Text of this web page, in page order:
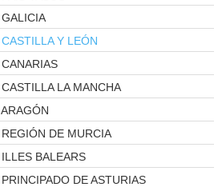
GALICIA
CASTILLA Y LEÓN
CANARIAS
CASTILLA LA MANCHA
ARAGÓN
REGIÓN DE MURCIA
ILLES BALEARS
PRINCIPADO DE ASTURIAS